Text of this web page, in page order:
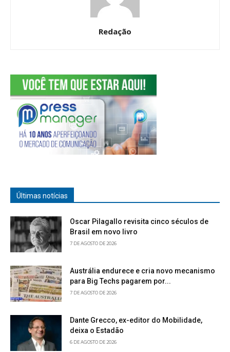
Redação
Últimas notícias
Oscar Pilagallo revisita cinco séculos de
Brasil em novo livro
7 DE AGOSTO DE 2026
Austrália endurece e cria novo mecanismo
para Big Techs pagarem por...
7 DE AGOSTO DE 2026
Dante Grecco, ex-editor do Mobilidade,
deixa o Estadão
6 DE AGOSTO DE 2026